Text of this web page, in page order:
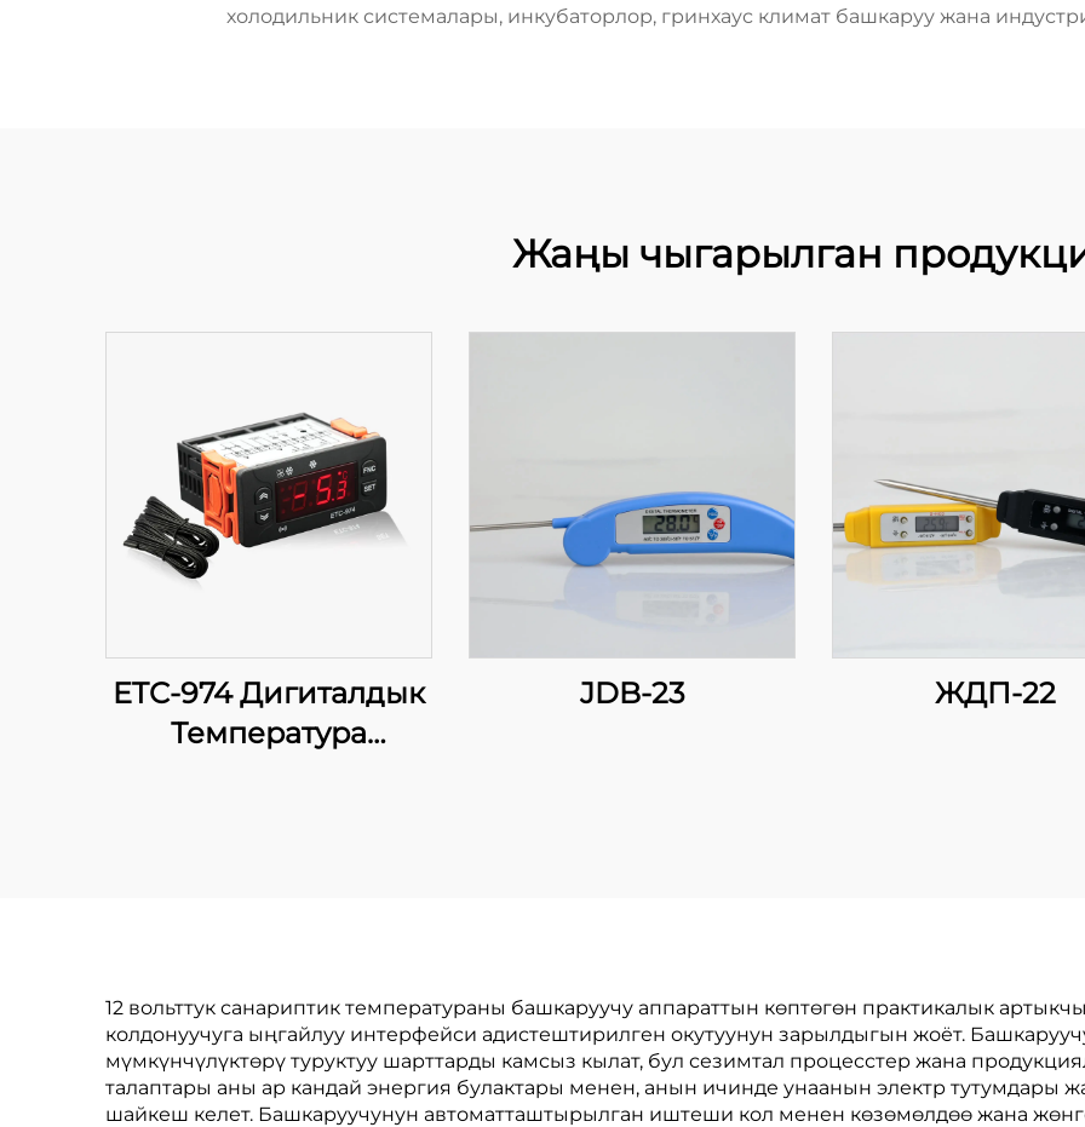
холодильник системалары, инкубаторлор, гринхаус климат башкаруу жана
Жаңы чыгарылган
ETC-974 Дигиталдык
Температура
JDB-23 ЖДП-22
12 вольттук санариптик температураны башкаруучу аппараттын көптөгөн практикалык
колдонуучуга ыңгайлуу интерфейси адистештирилген окутуунун зарылдыгын жоёт.
мүмкүнчүлүктөрү туруктуу шарттарды камсыз кылат, бул сезимтал процесстер жана
талаптары аны ар кандай энергия булактары менен, анын ичинде унаанын электр тутумдары
шайкеш келет. Башкаруучунун автоматташтырылган иштеши кол менен көзөмөлдөө жана